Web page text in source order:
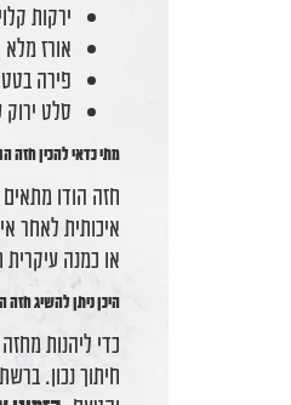
ירקות
אורז
פירה
סלט ירוק
מתי כדאי להכין חזה
חזה הודו
איכותית לאחר
או כמנה עיקרית
היכן ניתן להשיג חזה
כדי ליהנות
חיתוך נכון.